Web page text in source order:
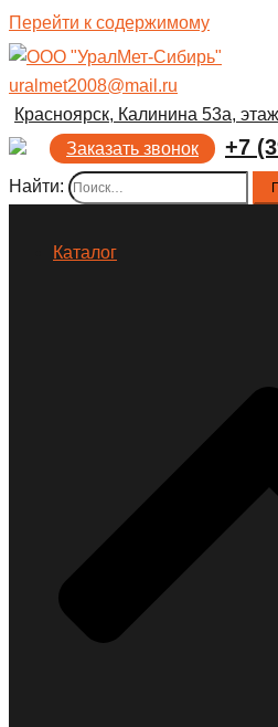
Перейти к содержимому
uralmet2008@mail.ru
Красноярск, Калинина 53а,
Заказать звонок
+7
Найти:
Каталог